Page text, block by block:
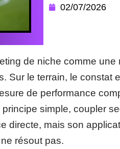
02/07/2026
de niche comme une
Sur le terrain, le constat
de performance
simple, coupler
directe, mais son
résout pas.